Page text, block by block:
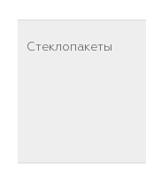
Стеклопакеты